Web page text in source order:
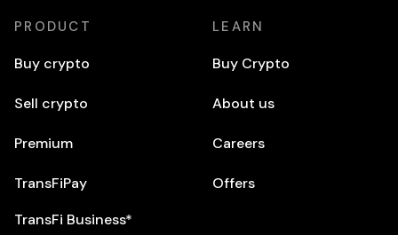
PRODUCT
Buy crypto
Sell crypto
Premium
TransFiPay
TransFi Business*
LEARN
Buy Crypto
About us
Careers
Offers